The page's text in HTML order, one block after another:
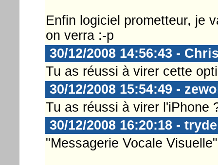
Enfin logiciel prometteur, je
on verra :-p
30/12/2008 14:56:43 -
Tu as réussi à virer cette
30/12/2008 15:54:49 -
Tu as réussi à virer l'iPhone
30/12/2008 16:20:18 - tryde
"Messagerie Vocale